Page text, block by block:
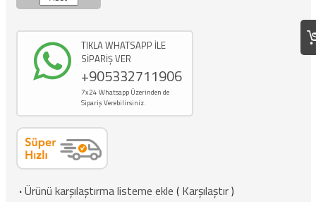
TIKLA WHATSAPP İLE
SİPARİŞ VER
+905332711906
7x24 Whatsapp Üzerinden de
Sipariş Verebilirsiniz.
·Ürünü karşılaştırma listeme ekle ( Karşılaştır)